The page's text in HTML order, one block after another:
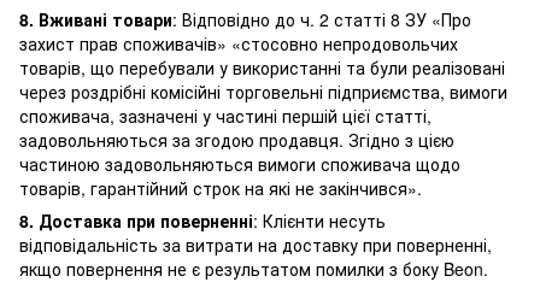
8. Вживані товари: Відповідно до ч. 2 статті 8 ЗУ «Про
захист прав споживачів» «стосовно непродовольчих
товарів, що перебували у використанні та були реалізовані
через роздрібні комісійні торговельні підприємства, вимоги
споживача, зазначені у частині першій цієї статті,
задовольняються за згодою продавця. Згідно з цією
частиною задовольняються вимоги споживача щодо
товарів, гарантійний строк на які не закінчився».
8. Доставка при поверненні: Клієнти несуть
відповідальність за витрати на доставку при поверненні,
якщо повернення не є результатом помилки з боку Beon.